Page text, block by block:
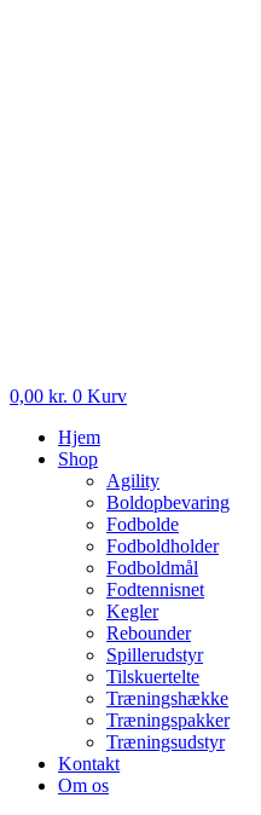
0,00 kr. 0 Kurv
Hjem
Shop
Agility
Boldopbevaring
Fodbolde
Fodboldholder
Fodboldmål
Fodtennisnet
Kegler
Rebounder
Spillerudstyr
Tilskuertelte
Træningshække
Træningspakker
Træningsudstyr
Kontakt
Om os